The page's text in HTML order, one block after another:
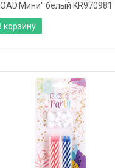
белый KR970981
корзину